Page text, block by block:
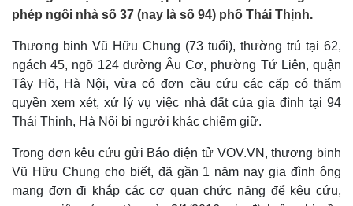
phép ngôi nhà số 37 (nay là số 94) phố Thái Thịnh.
Thương binh Vũ Hữu Chung (73 tuổi), thường trú tại 62,
ngách 45, ngõ 124 đường Âu Cơ, phường Tứ Liên, quận
Tây Hồ, Hà Nội, vừa có đơn cầu cứu các cấp có thẩm
quyền xem xét, xử lý vụ việc nhà đất của gia đình tại 94
Thái Thịnh, Hà Nội bị người khác chiếm giữ.
Trong đơn kêu cứu gửi Báo điện tử VOV.VN, thương binh
Vũ Hữu Chung cho biết, đã gần 1 năm nay gia đình ông
mang đơn đi khắp các cơ quan chức năng để kêu cứu,